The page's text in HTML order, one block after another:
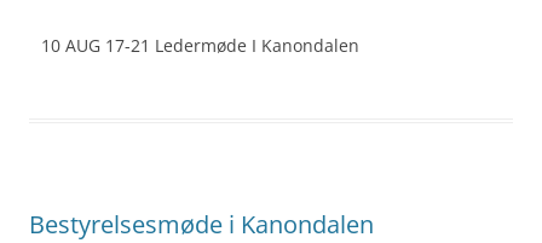
10 AUG 17-21 Ledermøde I Kanondalen
Bestyrelsesmøde i Kanondalen